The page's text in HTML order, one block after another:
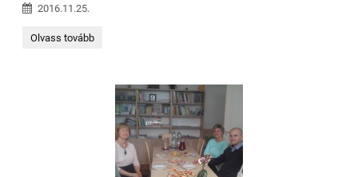
2016.11.25.
LEGO
Olvass tovább